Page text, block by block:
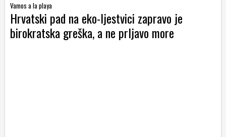
Vamos a la playa
Hrvatski pad na eko-ljestvici zapravo je
birokratska greška, a ne prljavo more